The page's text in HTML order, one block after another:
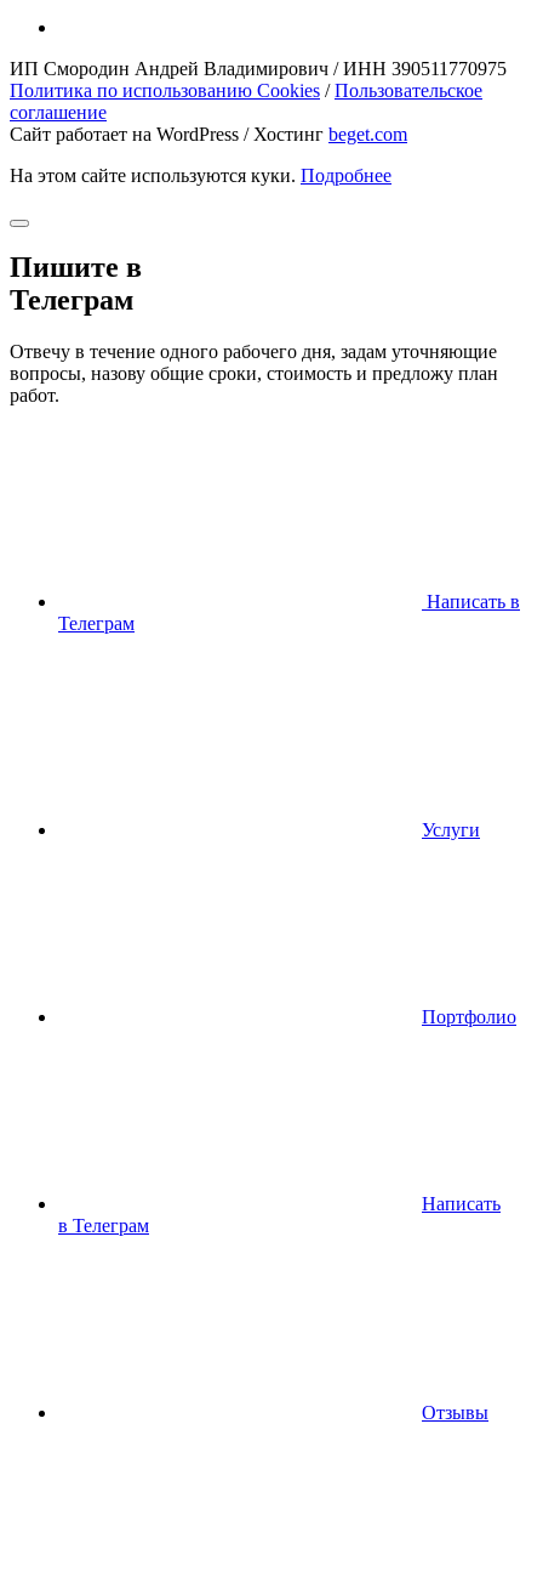
ИП Смородин Андрей Владимирович / ИНН 390511770975
Политика по использованию Cookies /Пользовательское
соглашение
Сайт работает на WordPress / Хостинг beget.com
На этом сайте используются куки. Подробнее
Пишите в
Телеграм
Отвечу в течение одного рабочего дня, задам уточняющие
вопросы, назову общие сроки, стоимость и предложу план
работ.
Написать в
Телеграм
Услуги
Портфолио
Написать
в Телеграм
Отзывы